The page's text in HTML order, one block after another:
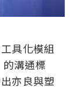
具化模組
的溝通標
亦良與塑